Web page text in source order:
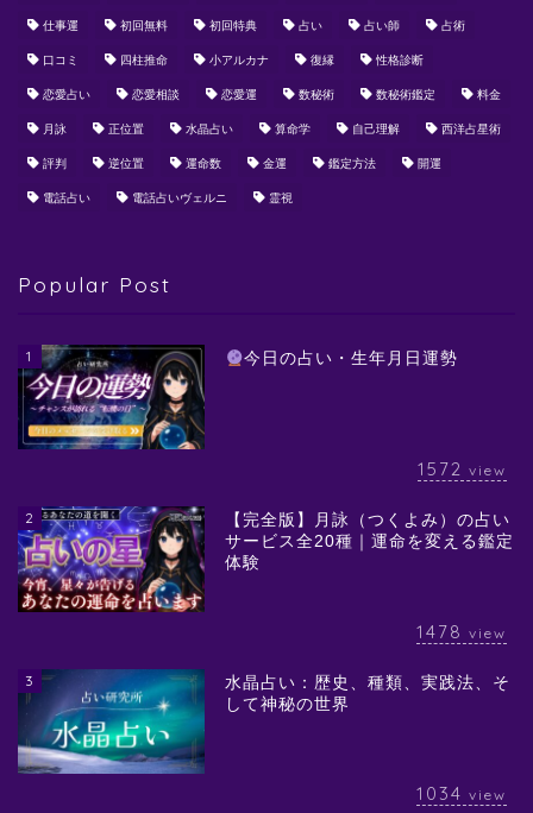
仕事運 初回無料 初回特典 占い 占い師 占術
口コミ 四柱推命 小アルカナ 復縁 性格診断
恋愛占い 恋愛相談 恋愛運 数秘術 数秘術鑑定 料金
月詠 正位置 水晶占い 算命学 自己理解 西洋占星術
評判 逆位置 運命数 金運 鑑定方法 開運
電話占い 電話占いヴェルニ 霊視
Popular Post
1 今日の占い・生年月日運勢
1572 view
2
【完全版】月詠（つくよみ）の占い
サービス全20種｜運命を変える鑑定
体験
1478 view
3
水晶占い：歴史、種類、実践法、そ
して神秘の世界
1034 view